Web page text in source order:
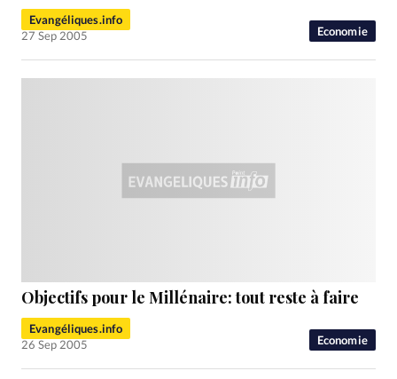
Economie
Evangéliques.info
27 Sep 2005
Economie
Objectifs pour le Millénaire: tout reste à faire
Evangéliques.info
26 Sep 2005